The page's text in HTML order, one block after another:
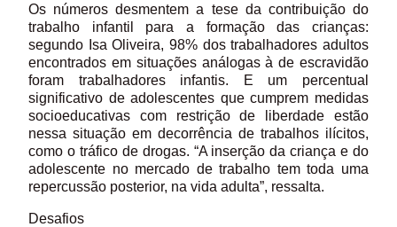
Os números desmentem a tese da contribuição do
trabalho infantil para a formação das crianças:
segundo Isa Oliveira, 98% dos trabalhadores adultos
encontrados em situações análogas à de escravidão
foram trabalhadores infantis. E um percentual
significativo de adolescentes que cumprem medidas
socioeducativas com restrição de liberdade estão
nessa situação em decorrência de trabalhos ilícitos,
como o tráfico de drogas. “A inserção da criança e do
adolescente no mercado de trabalho tem toda uma
repercussão posterior, na vida adulta”, ressalta.
Desafios